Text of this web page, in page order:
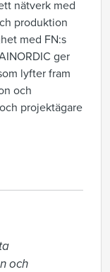
nätverk med
produktion
med FN:s
ger
lyfter fram
och
projektägare
och